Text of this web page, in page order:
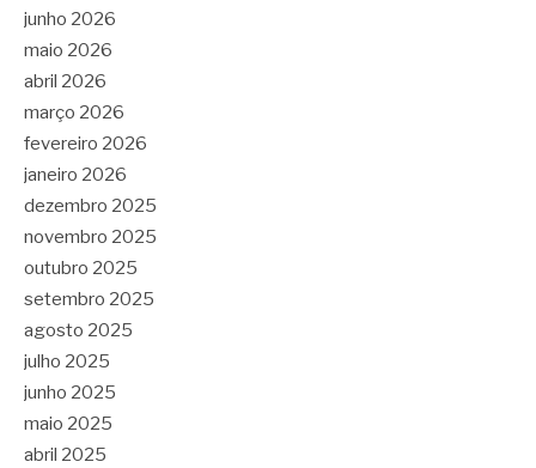
junho 2026
maio 2026
abril 2026
março 2026
fevereiro 2026
janeiro 2026
dezembro 2025
novembro 2025
outubro 2025
setembro 2025
agosto 2025
julho 2025
junho 2025
maio 2025
abril 2025